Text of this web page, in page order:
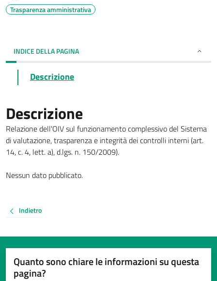
Trasparenza amministrativa
INDICE DELLA PAGINA
Descrizione
Descrizione
Relazione dell'OIV sul funzionamento complessivo del Sistema
di valutazione, trasparenza e integrità dei controlli interni (art.
14, c. 4, lett. a), d.lgs. n. 150/2009).
Nessun dato pubblicato.
Indietro
Quanto sono chiare le informazioni su questa
pagina?